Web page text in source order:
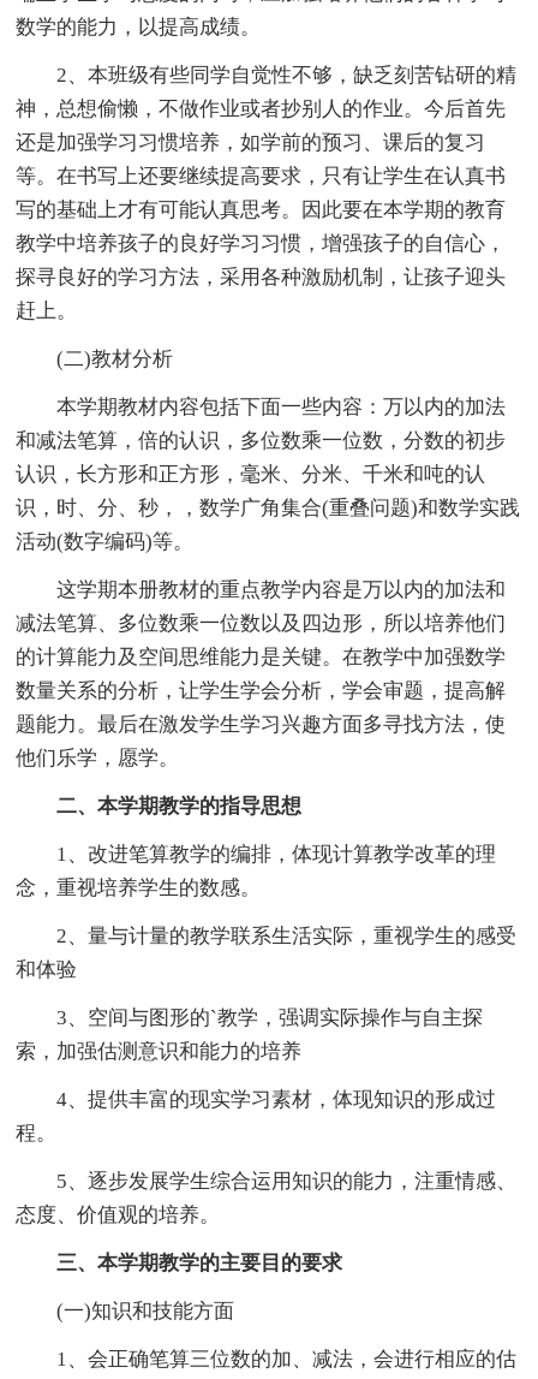
数学的能力，以提高成绩。
2、本班级有些同学自觉性不够，缺乏刻苦钻研的精
神，总想偷懒，不做作业或者抄别人的作业。今后首先
还是加强学习习惯培养，如学前的预习、课后的复习
等。在书写上还要继续提高要求，只有让学生在认真书
写的基础上才有可能认真思考。因此要在本学期的教育
教学中培养孩子的良好学习习惯，增强孩子的自信心，
探寻良好的学习方法，采用各种激励机制，让孩子迎头
赶上。
(二)教材分析
本学期教材内容包括下面一些内容：万以内的加法
和减法笔算，倍的认识，多位数乘一位数，分数的初步
认识，长方形和正方形，毫米、分米、千米和吨的认
识，时、分、秒，，数学广角集合(重叠问题)和数学实践
活动(数字编码)等。
这学期本册教材的重点教学内容是万以内的加法和
减法笔算、多位数乘一位数以及四边形，所以培养他们
的计算能力及空间思维能力是关键。在教学中加强数学
数量关系的分析，让学生学会分析，学会审题，提高解
题能力。最后在激发学生学习兴趣方面多寻找方法，使
他们乐学，愿学。
二、本学期教学的指导思想
1、改进笔算教学的编排，体现计算教学改革的理
念，重视培养学生的数感。
2、量与计量的教学联系生活实际，重视学生的感受
和体验
3、空间与图形的`教学，强调实际操作与自主探
索，加强估测意识和能力的培养
4、提供丰富的现实学习素材，体现知识的形成过
程。
5、逐步发展学生综合运用知识的能力，注重情感、
态度、价值观的培养。
三、本学期教学的主要目的要求
(一)知识和技能方面
1、会正确笔算三位数的加、减法，会进行相应的估